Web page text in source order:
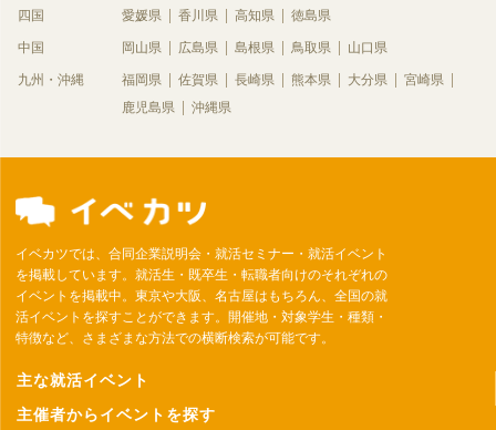
四国 愛媛県 香川県 高知県 徳島県
中国 岡山県 広島県 島根県 鳥取県 山口県
九州・沖縄 福岡県 佐賀県 長崎県 熊本県 大分県
宮崎県
鹿児島県
沖縄県
イベカツでは、合同企業説明会・就活セミナー・就活イベント
を掲載しています。就活生・既卒生・転職者向けのそれぞれの
イベントを掲載中。東京や大阪、名古屋はもちろん、全国の就
活イベントを探すことができます。開催地・対象学生・種類・
特徴など、さまざまな方法での横断検索が可能です。
主な就活イベント
主催者からイベントを探す